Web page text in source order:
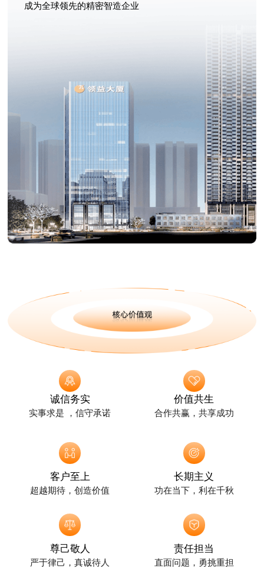
成为全球领先的精密智造企业
诚信务实
实事求是 ，信守承诺
价值共生
合作共赢，共享成功
客户至上
超越期待，创造价值
长期主义
功在当下，利在千秋
尊己敬人
严于律己，真诚待人
责任担当
直面问题，勇挑重担